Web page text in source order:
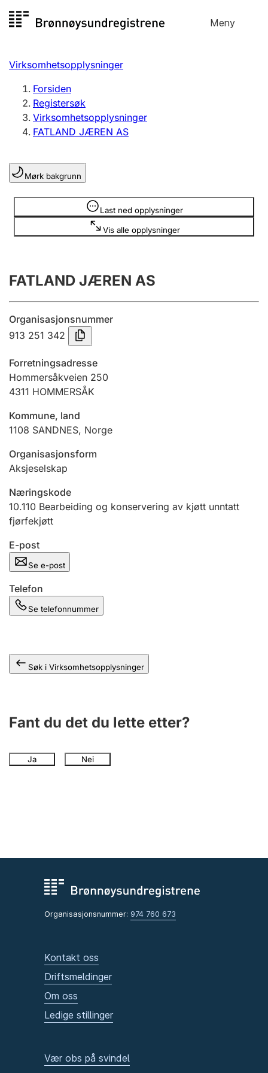
til
Meny
Registersøk
Aksjeselskap
Enkeltpersonforetak
Registrere, endre, slette
Lag og forening
Registrere, endre, slette
Årsregnskap
Innsending og forsinkelsesgebyr
Tinglysing
Jeger
Ektepaktveileder
Offentlig sektor
Andre tema
Virksomhetsopplysninger
Forsiden
Registersøk
Virksomhetsopplysninger
FATLAND JÆREN AS
Mørk bakgrunn
Last ned opplysninger
Vis alle opplysninger
Opplysninger er skjult
FATLAND JÆREN AS
Organisasjonsnummer
913 251 342
Forretningsadresse
Hommersåkveien 250
4311 HOMMERSÅK
Kommune, land
1108 SANDNES, Norge
Organisasjonsform
Aksjeselskap
Næringskode
10.110 Bearbeiding og konservering av kjøtt unntatt
fjørfekjøtt
E-post
Se e-post
Telefon
Se telefonnummer
Søk i Virksomhetsopplysninger
Fant du det du lette etter?
Ja Nei
Organisasjonsnummer: 974 760 673
Kontakt oss
Driftsmeldinger
Om oss
Ledige stillinger
Vær obs på svindel